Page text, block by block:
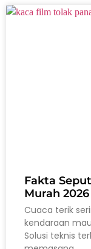
Fakta
Murah 2026
Cuaca terik
kendaraan
Solusi teknis